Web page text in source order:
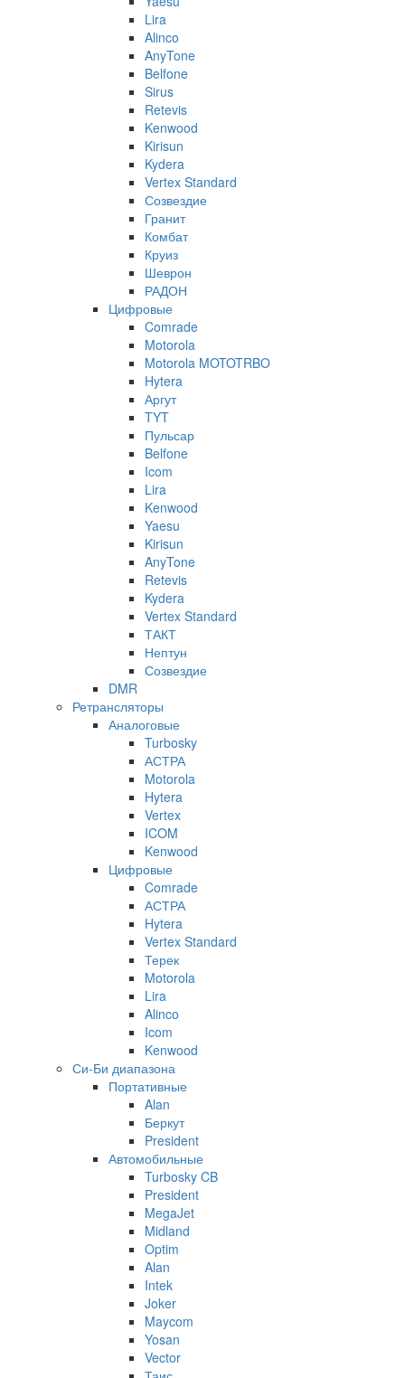
Lira
Alinco
AnyTone
Belfone
Sirus
Retevis
Kenwood
Kirisun
Kydera
Vertex Standard
Созвездие
Гранит
Комбат
Круиз
Шеврон
РАДОН
Цифровые
Comrade
Motorola
Motorola MOTOTRBO
Hytera
Аргут
TYT
Пульсар
Belfone
Icom
Lira
Kenwood
Yaesu
Kirisun
AnyTone
Retevis
Kydera
Vertex Standard
ТАКТ
Нептун
Созвездие
DMR
Ретрансляторы
Аналоговые
Turbosky
АСТРА
Motorola
Hytera
Vertex
ICOM
Kenwood
Цифровые
Comrade
АСТРА
Hytera
Vertex Standard
Терек
Motorola
Lira
Alinco
Icom
Kenwood
Си-Би диапазона
Портативные
Alan
Беркут
President
Автомобильные
Turbosky CB
President
MegaJet
Midland
Optim
Alan
Intek
Joker
Maycom
Yosan
Vector